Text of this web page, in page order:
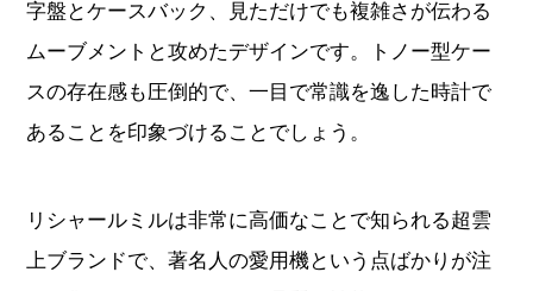
リシャールミルは非常に高価なことで知られる超雲
上ブランドで、著名人の愛用機という点ばかりが注
目を集めていますが、その品質や性能についてはあ
では、なぜ「クレーの王者」と称されるラファエ